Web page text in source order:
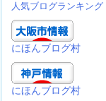
人気ブログランキング
にほんブログ村
にほんブログ村